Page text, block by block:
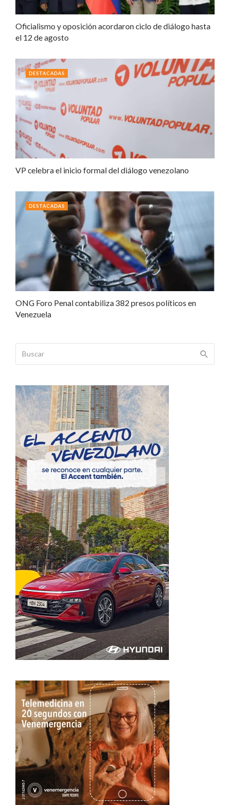
Oficialismo y oposición acordaron ciclo de diálogo hasta
el 12 de agosto
VP celebra el inicio formal del diálogo venezolano
DESTACADAS
ONG Foro Penal contabiliza 382 presos políticos en
Venezuela
DESTACADAS